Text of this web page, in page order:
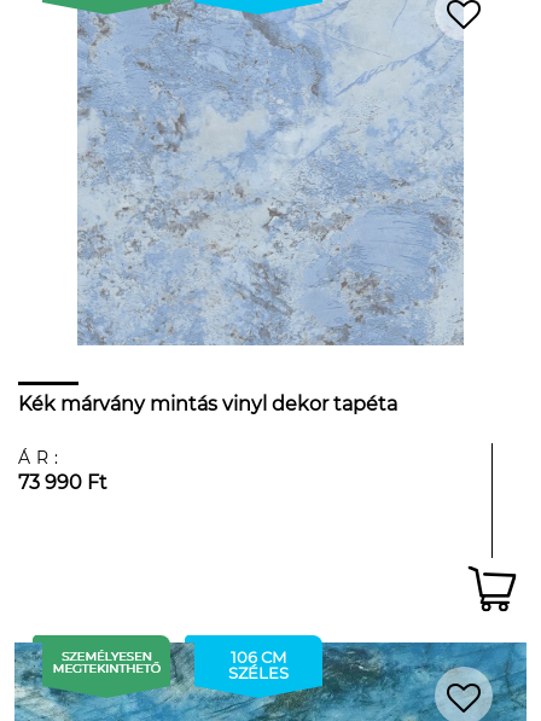
Kék márvány mintás vinyl dekor tapéta
ÁR:
73 990 Ft
106 CM
SZÉLES